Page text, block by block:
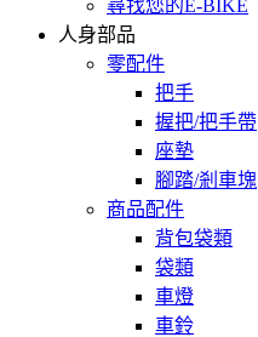
尋找您的E-BIKE
人身部品
零配件
把手
握把/把手帶
座墊
腳踏/剎車塊
商品配件
背包袋類
袋類
車燈
車鈴